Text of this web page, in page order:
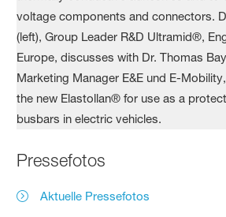
Pressefotos
Aktuelle Pressefotos